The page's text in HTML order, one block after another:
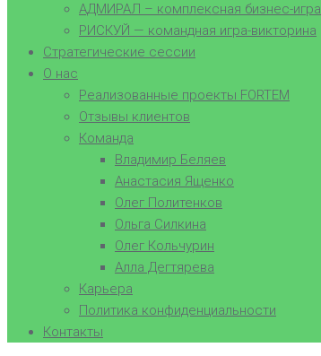
АДМИРАЛ – комплексная бизнес-игра
РИСКУЙ — командная игра-викторина
Стратегические сессии
О нас
Реализованные проекты FORTEM
Отзывы клиентов
Команда
Владимир Беляев
Анастасия Ященко
Олег Политенков
Ольга Силкина
Олег Кольчурин
Алла Дегтярева
Карьера
Политика конфиденциальности
Контакты